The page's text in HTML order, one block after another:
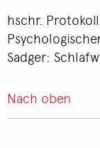
hschr.
Sadger:
Nach oben